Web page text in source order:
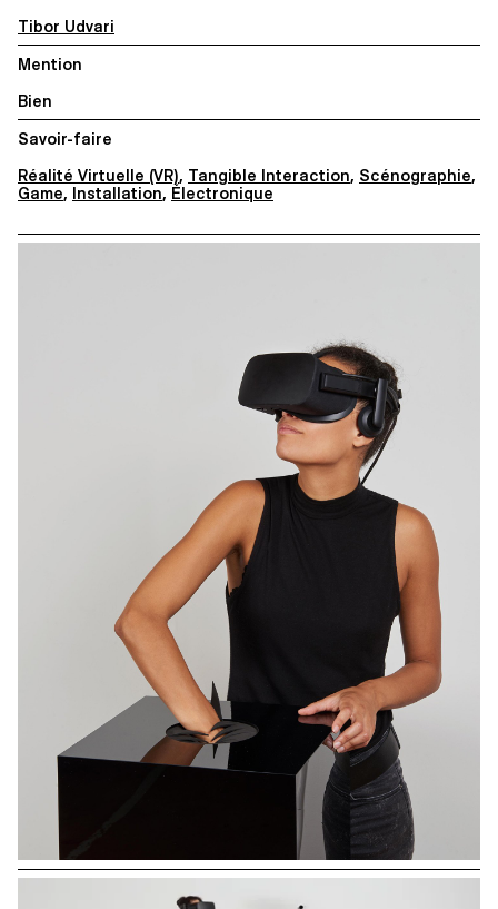
Tibor Udvari
Mention
Bien
Savoir-faire
Réalité Virtuelle (VR), Tangible Interaction, Scénographie,
Game, Installation, Électronique